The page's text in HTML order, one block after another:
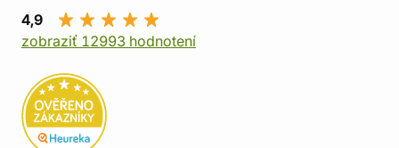
4,9
zobraziť 12993 hodnotení